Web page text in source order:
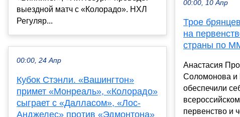
выездной матч с «Колорадо». НХЛ
Регуляр...
00:00, 24 Апр
Кубок Стэнли. «Вашингтон»
примет «Монреаль», «Колорадо»
сыграет с «Далласом», «Лос-
Анджелес» против «Эдмонтона»
00:00, 10 Апр
Трое
на
страны по
Анастасия
Соломонова и
обеспечили
первенство и